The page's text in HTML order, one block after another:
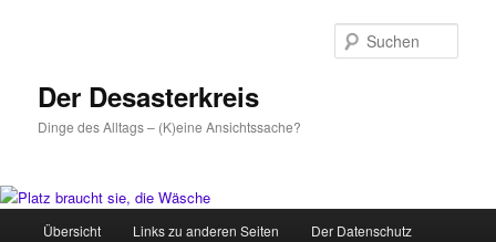
Der Desasterkreis
Dinge des Alltags – (K)eine Ansichtssache?
HauptmenüÜbersicht Links zu anderen Seiten Der Datenschutz